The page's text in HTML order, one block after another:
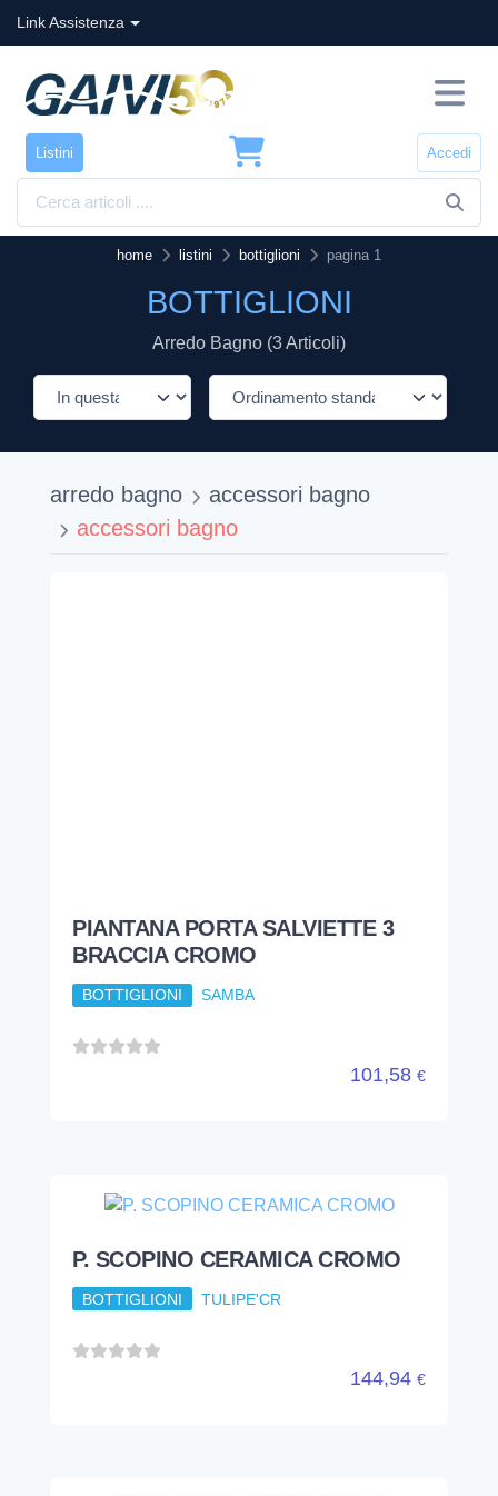
Link Assistenza
Listini Accedi
home listini bottiglioni pagina 1
BOTTIGLIONI
Arredo Bagno (3 Articoli)
arredo bagno
accessori bagno
accessori bagno
PIANTANA PORTA SALVIETTE 3
BRACCIA CROMO
BOTTIGLIONI SAMBA
101,58 €
P. SCOPINO CERAMICA CROMO
BOTTIGLIONI TULIPE'CR
144,94 €